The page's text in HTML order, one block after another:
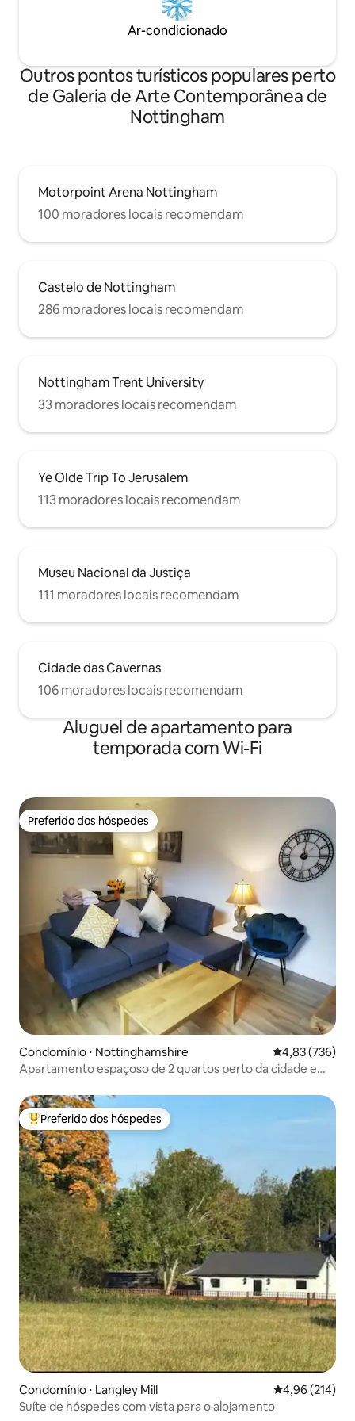
Ar-condicionado
Outros pontos turísticos populares perto
de Galeria de Arte Contemporânea de
Nottingham
Motorpoint Arena Nottingham
100 moradores locais recomendam
Castelo de Nottingham
286 moradores locais recomendam
Nottingham Trent University
33 moradores locais recomendam
Ye Olde Trip To Jerusalem
113 moradores locais recomendam
Museu Nacional da Justiça
111 moradores locais recomendam
Cidade das Cavernas
106 moradores locais recomendam
Aluguel de apartamento para
temporada com Wi-Fi
Preferido dos hóspedes
Preferido dos hóspedes
Condomínio ⋅ Nottinghamshire 4,83 de uma
4,83 (736)
Apartamento espaçoso de 2 quartos perto da cidade e
Entre os melhores preferidos dos hóspedes
Preferido dos hóspedes
Condomínio ⋅ Langley Mill 4,96 de uma
4,96 (214)
Suíte de hóspedes com vista para o alojamento